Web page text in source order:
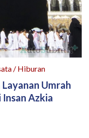
/ Hiburan
Umrah
Insan Azkia